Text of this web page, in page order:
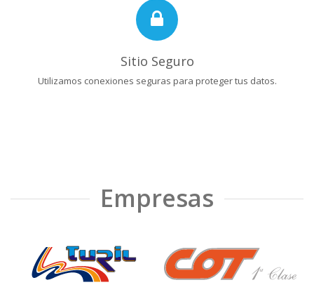
Sitio Seguro
Utilizamos conexiones seguras para proteger tus datos.
Empresas
❮ ❯